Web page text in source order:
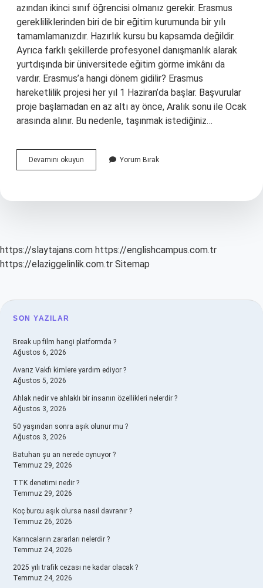
azından ikinci sınıf öğrencisi olmanız gerekir. Erasmus
gerekliliklerinden biri de bir eğitim kurumunda bir yılı
tamamlamanızdır. Hazırlık kursu bu kapsamda değildir.
Ayrıca farklı şekillerde profesyonel danışmanlık alarak
yurtdışında bir üniversitede eğitim görme imkânı da
vardır. Erasmus’a hangi dönem gidilir? Erasmus
hareketlilik projesi her yıl 1 Haziran’da başlar. Başvurular
proje başlamadan en az altı ay önce, Aralık sonu ile Ocak
arasında alınır. Bu nedenle, taşınmak istediğiniz…
Devamını okuyun
Sınıfta
Mi
Yorum Bırak
https://slaytajans.com https://englishcampus.com.tr
https://elaziggelinlik.com.tr Sitemap
SIDEBAR
SON YAZILAR
Break up film hangi platformda ?
Ağustos 6, 2026
Avarız Vakfı kimlere yardım ediyor ?
Ağustos 5, 2026
Ahlak nedir ve ahlaklı bir insanın özellikleri nelerdir ?
Ağustos 3, 2026
50 yaşından sonra aşık olunur mu ?
Ağustos 3, 2026
Batuhan şu an nerede oynuyor ?
Temmuz 29, 2026
TTK denetimi nedir ?
Temmuz 29, 2026
Koç burcu aşık olursa nasıl davranır ?
Temmuz 26, 2026
Karıncaların zararları nelerdir ?
Temmuz 24, 2026
2025 yılı trafik cezası ne kadar olacak ?
Temmuz 24, 2026